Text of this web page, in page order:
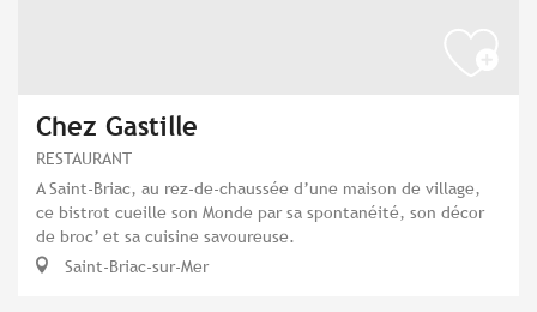
Chez Gastille
RESTAURANT
A Saint-Briac, au rez-de-chaussée d’une maison de village,
ce bistrot cueille son Monde par sa spontanéité, son décor
de broc’ et sa cuisine savoureuse.
Saint-Briac-sur-Mer